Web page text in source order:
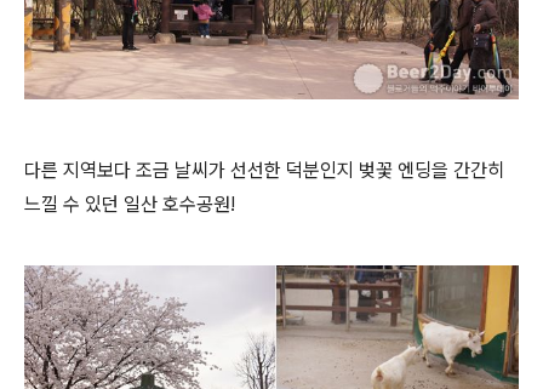
다른 지역보다 조금 날씨가 선선한 덕분인지 벚꽃 엔딩을 간간히
느낄 수 있던 일산 호수공원!